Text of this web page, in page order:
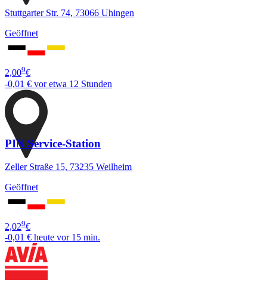
Stuttgarter Str. 74, 73066 Uhingen
Geöffnet
2,009€
-0,01 € vor etwa 12 Stunden
PIN Service-Station
Zeller Straße 15, 73235 Weilheim
Geöffnet
2,029€
-0,01 € heute vor 15 min.